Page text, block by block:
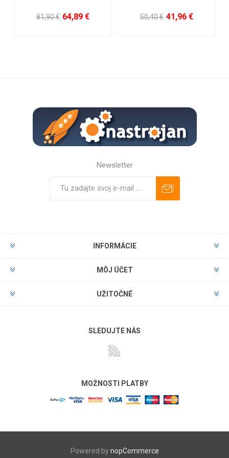
17,64 € 10,04 € 6,68 € 4,16 €
Newsletter
INFORMÁCIE
MÔJ ÚČET
UŽITOČNÉ
SLEDUJTE NÁS
MOŽNOSTI PLATBY
Powered bynopCommerce